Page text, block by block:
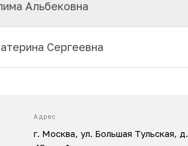
Альбековна
Сергеевна
Адрес
г. Москва, ул. Большая Тульская, д.